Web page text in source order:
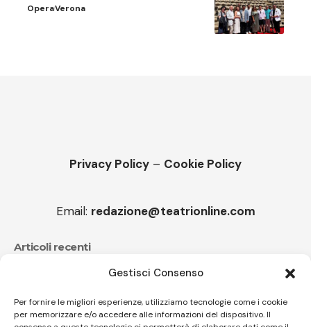
Gestisci Consenso
Per fornire le migliori esperienze, utilizziamo tecnologie come i cookie
per memorizzare e/o accedere alle informazioni del dispositivo. Il
OperaVerona
Privacy Policy – Cookie Policy
Email: redazione@teatrionline.com
Articoli recenti
CucuFestival 2026: teatro di strada a Roana
Il sound travolgente di Sparagna e l’Orchestra
popolare italiana